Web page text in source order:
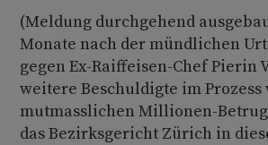
(Meldung durchgehend
Monate nach der mündlichen
gegen Ex-Raiffeisen-Chef Pierin
weitere Beschuldigte im Prozess
mutmasslichen Millionen-
das Bezirksgericht Zürich in